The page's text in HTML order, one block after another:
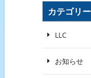
カテゴリー
LLC
お知らせ